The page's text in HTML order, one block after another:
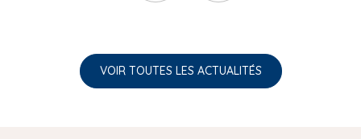
VOIR TOUTES LES ACTUALITÉS